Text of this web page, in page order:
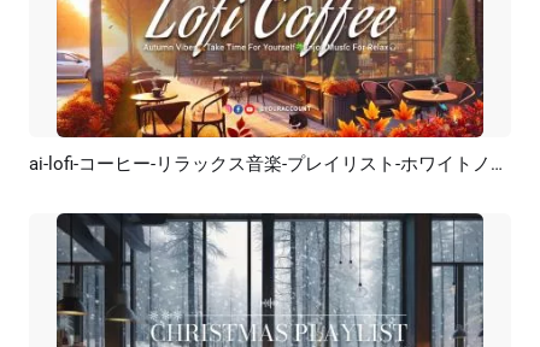
プレビュー AI再生成 ai-lofi-コーヒー-リラックス音楽-プレイリスト-ホワイトノイズ-YouTubeチャンネル紹介